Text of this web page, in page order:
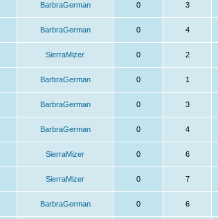
BarbraGerman 0 3
BarbraGerman 0 4
SierraMizer 0 2
BarbraGerman 0 1
BarbraGerman 0 3
BarbraGerman 0 4
SierraMizer 0 6
SierraMizer 0 7
BarbraGerman 0 6